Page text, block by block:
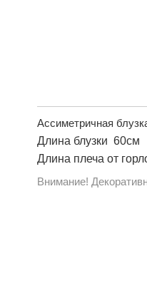
Ассиметричная
Длина блузки 60см
Длина плеча от
Внимание!